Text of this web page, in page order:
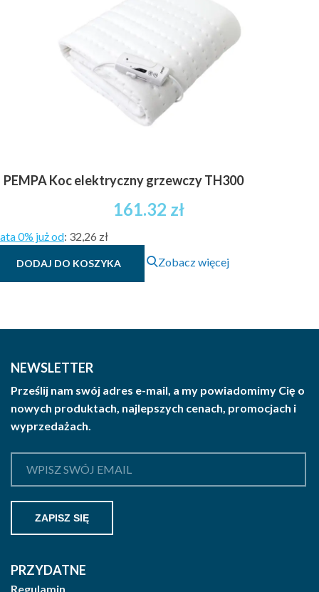
PEMPA Koc elektryczny grzewczy TH300
161.32 zł
0% już od: 32,26 zł
DODAJ DO KOSZYKA Zobacz więcej
NEWSLETTER
Prześlij nam swój adres e-mail, a my powiadomimy Cię o
nowych produktach, najlepszych cenach, promocjach i
wyprzedażach.
PRZYDATNE
Regulamin